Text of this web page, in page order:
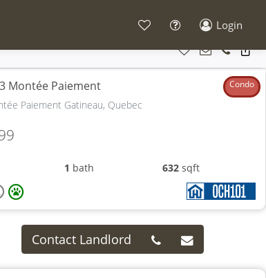
Login
Montée Paiement Condo
Paiement Gatineau, Quebec
1 bath 632sqft
Contact Landlord